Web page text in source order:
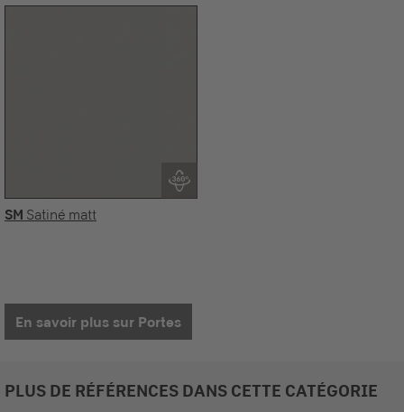
SM Satiné matt
En savoir plus sur Portes
PLUS DE RÉFÉRENCES DANS CETTE CATÉGORIE